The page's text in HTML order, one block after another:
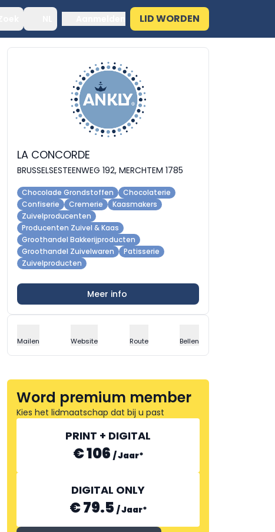
LID WORDEN
LA CONCORDE
BRUSSELSESTEENWEG 192, MERCHTEM 1785
Chocolade Grondstoffen
Chocolaterie
Confiserie
Cremerie
Kaasmakers
Zuivelproducenten
Producenten Zuivel & Kaas
Groothandel Bakkerijproducten
Groothandel Zuivelwaren
Patisserie
Zuivelproducten
Meer info
Mailen Website Route Bellen
Word premium member
Kies het lidmaatschap dat bij u past
PRINT + DIGITAL
€ 106 /Jaar*
DIGITAL ONLY
€ 79.5 /Jaar*